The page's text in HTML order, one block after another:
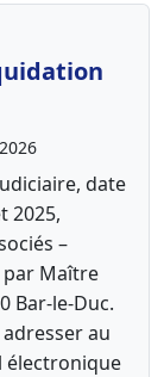
date
2025,
–
par Maître
Bar-le-Duc.
au
électronique